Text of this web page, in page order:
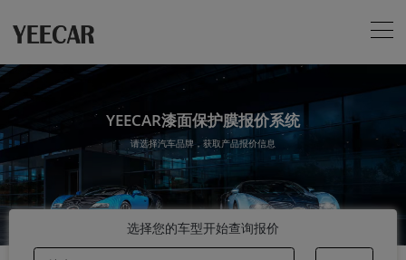
YEECAR漆面保护膜报价系统
请选择汽车品牌，获取产品报价信息
选择您的车型开始查询报价